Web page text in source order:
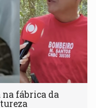
na fábrica da